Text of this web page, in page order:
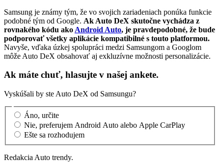
Samsung je známy tým, že vo svojich zariadeniach ponúka funkcie
podobné tým od Google. Ak Auto DeX skutočne vychádza z
rovnakého kódu ako Android Auto, je pravdepodobné, že bude
podporovať všetky aplikácie kompatibilné s touto platformou.
Navyše, vďaka úzkej spolupráci medzi Samsungom a Googlom
môže Auto DeX obsahovať aj exkluzívne možnosti personalizácie.
Ak máte chuť, hlasujte v našej ankete.
Vyskúšali by ste Auto DeX od Samsungu?
Áno, určite
Nie, preferujem Android Auto alebo Apple CarPlay
Ešte sa rozhodujem
Redakcia Auto trendy.